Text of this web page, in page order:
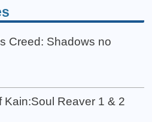
Creed: Shadows no
Kain:Soul Reaver 1 & 2